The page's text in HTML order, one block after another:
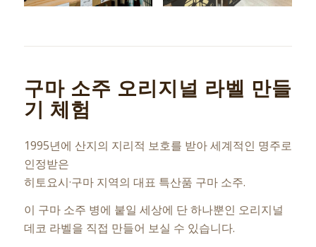
구마 소주 오리지널 라벨 만들
기 체험
1995년에 산지의 지리적 보호를 받아 세계적인 명주로
인정받은
히토요시·구마 지역의 대표 특산품 구마 소주.
이 구마 소주 병에 붙일 세상에 단 하나뿐인 오리지널
데코 라벨을 직접 만들어 보실 수 있습니다.